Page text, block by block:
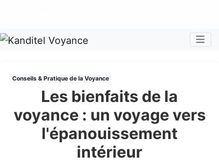
Conseils & Pratique de la Voyance
Les bienfaits de la
voyance : un voyage vers
l'épanouissement
intérieur